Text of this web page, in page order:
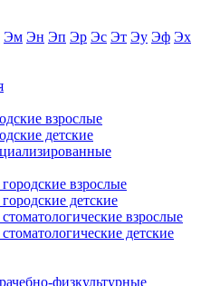
Эм Эн Эп Эр Эс Эт Эу Эф Эх
взрослые
детские
взрослые
детские
взрослые
детские
физкультурные